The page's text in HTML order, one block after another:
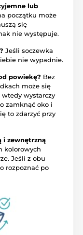
lub
początku może
się
nie występuje.
Jeśli soczewka
nie wypadnie.
powiekę? Bez
może się
wystarczy
zamknąć oko i
to zdarzyć przy
i zewnętrzną
kolorowych
Jeśli z obu
rozpoznać po